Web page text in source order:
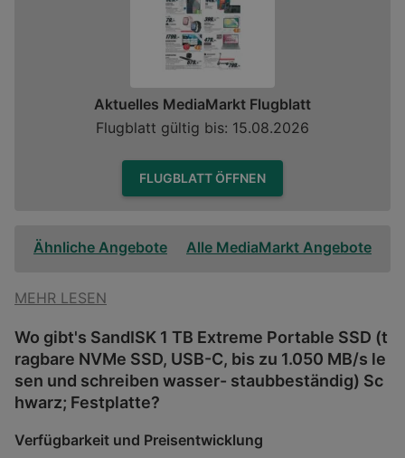
Aktuelles MediaMarkt Flugblatt
Flugblatt gültig bis: 15.08.2026
FLUGBLATT ÖFFNEN
Ähnliche Angebote Alle MediaMarkt Angebote
MEHR LESEN
Wo gibt's SandISK 1 TB Extreme Portable SSD (t
ragbare NVMe SSD, USB-C, bis zu 1.050 MB/s le
sen und schreiben wasser- staubbeständig) Sc
hwarz; Festplatte?
Verfügbarkeit und Preisentwicklung